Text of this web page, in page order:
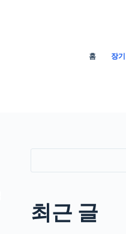
홈 장
최근 글